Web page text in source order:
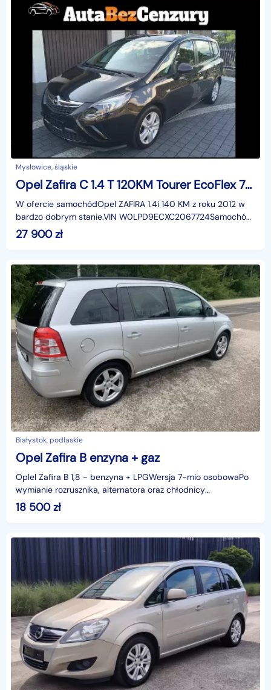
Mysłowice, śląskie
Opel Zafira C 1.4 T 120KM Tourer EcoFlex 7-osobowa Full serwis
W ofercie samochódOpel ZAFIRA 1.4i 140 KM z roku 2012 w
bardzo dobrym stanie.VIN W0LPD9ECXC2067724Samochód
zakupiony w salonie VW gdzie został w rozliczeniu za
27 900zł
Białystok, podlaskie
Opel Zafira B enzyna + gaz
Oplel Zafira B 1,8 - benzyna + LPGWersja 7-mio osobowaPo
wymianie rozrusznika, alternatora oraz chłodnicy
olejuWymienione także sprzęgło na noweOdkręcany h
18 500zł